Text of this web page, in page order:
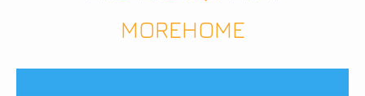
MOREHOME